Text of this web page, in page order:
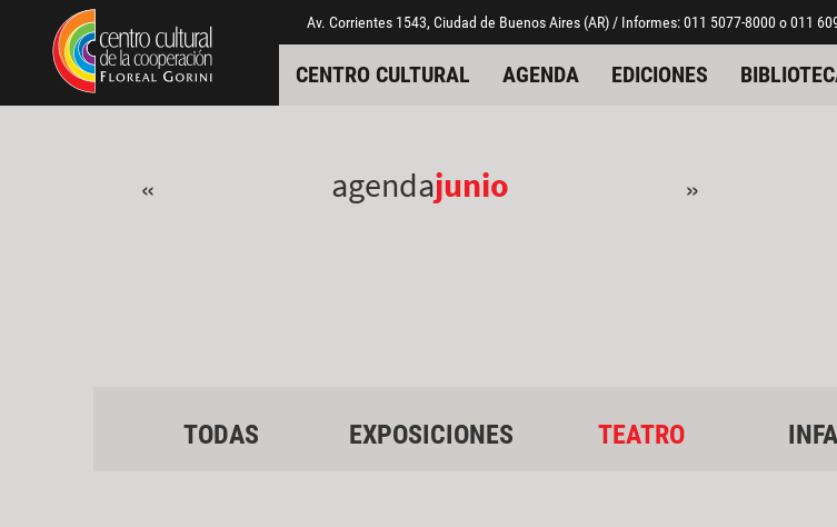
Pasar al contenido principal
Jump to main content Av. Corrientes 1543, Ciudad de Buenos Aires (AR) / Informes: 011 5077-8000 o 011
CENTRO CULTURAL AGENDA EDICIONES
« agendajunio »
TODAS EXPOSICIONES TEATRO